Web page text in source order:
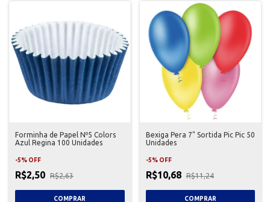
Forminha de Papel Nº5 Colors
Azul Regina 100 Unidades
-5% OFF
R$2,50 R$2,63
Bexiga Pera 7" Sortida Pic Pic 50
Unidades
-5% OFF
R$10,68 R$11,24